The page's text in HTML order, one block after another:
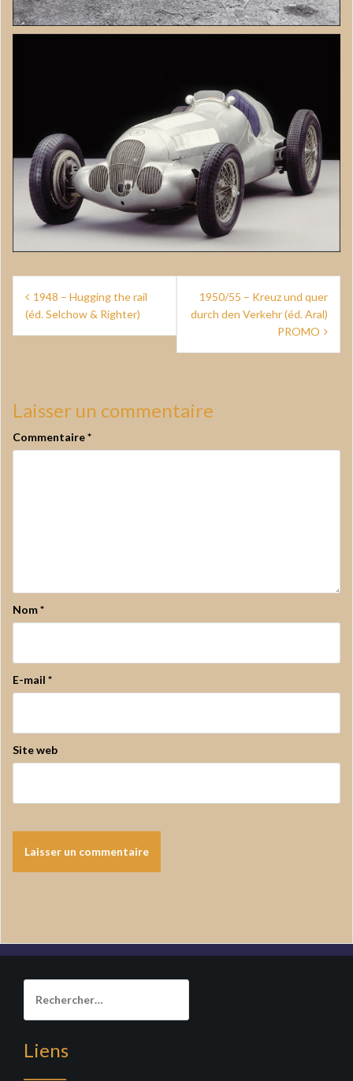
Navigation
de
l’article
1948 – Hugging the rail
(éd. Selchow & Righter)
1950/55 – Kreuz und quer
durch den Verkehr (éd. Aral)
PROMO
Laisser un commentaire
Commentaire*
Nom*
E-mail *
Site web
Liens